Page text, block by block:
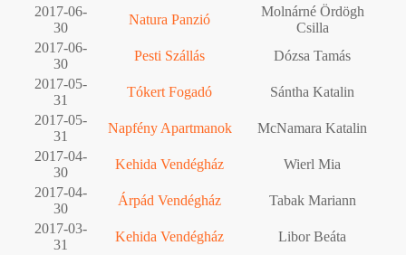
2017-06-
30
Natura Panzió
Molnárné Ördögh
Csilla
2017-06-
30
Pesti Szállás
Dózsa Tamás
2017-05-
31
Tókert Fogadó
Sántha Katalin
2017-05-
31
Napfény Apartmanok
McNamara Katalin
2017-04-
30
Kehida Vendégház
Wierl Mia
2017-04-
30
Árpád Vendégház
Tabak Mariann
2017-03-
31
Kehida Vendégház
Libor Beáta